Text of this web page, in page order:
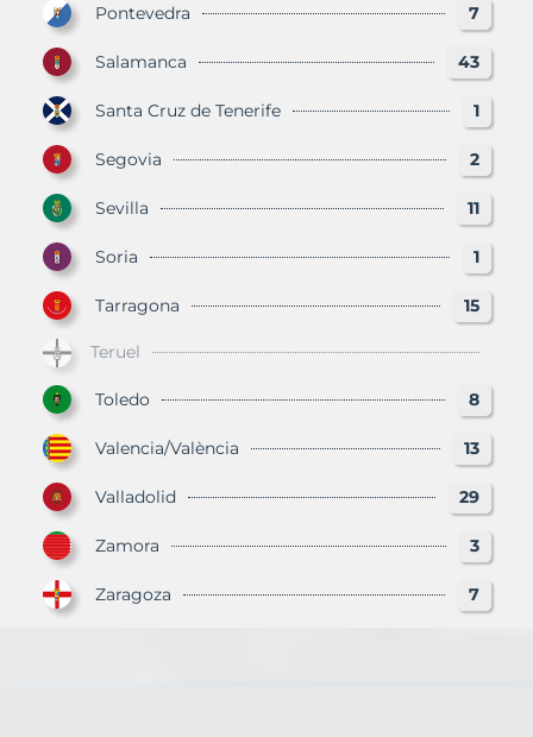
Pontevedra 7
Salamanca 43
Santa Cruz de Tenerife 1
Segovia 2
Sevilla 11
Soria 1
Tarragona 15
Teruel
Toledo 8
Valencia/València 13
Valladolid 29
Zamora 3
Zaragoza 7